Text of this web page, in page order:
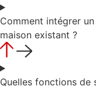
Comment intégrer
maison existant ?
Quelles fonctions de